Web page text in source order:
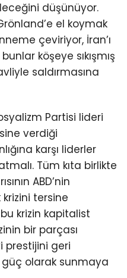
düşünüyor.
el koymak
çeviriyor, İran’ı
köşeye sıkışmış
saldırmasına
Partisi lideri
verdiği
karşı liderler
Tüm kıta birlikte
ABD’nin
tersine
krizin kapitalist
bir parçası
prestijini geri
güç olarak sunmaya